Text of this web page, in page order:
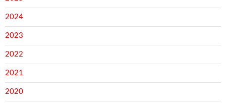
2024
2023
2022
2021
2020